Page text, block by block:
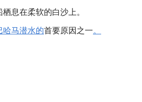
息在柔软的白沙上。
哈马潜水的首要原因之一。